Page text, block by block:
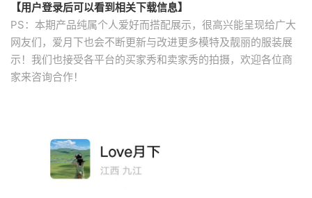
【用户登录后可以看到相关下载信息】
PS：本期产品纯属个人爱好而搭配展示，很高兴能呈现给广大
网友们，爱月下也会不断更新与改进更多模特及靓丽的服装展
示！我们也接受各平台的买家秀和卖家秀的拍摄，欢迎各位商
家来咨询合作！